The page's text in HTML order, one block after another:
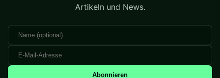
Artikeln und News.
Abonnieren